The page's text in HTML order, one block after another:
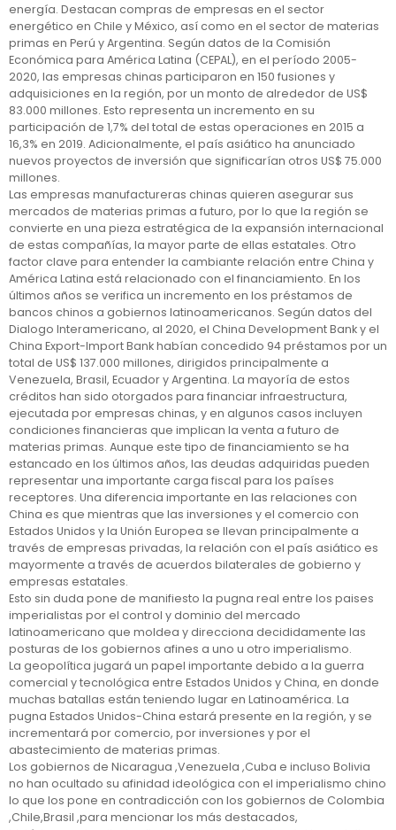
energía. Destacan compras de empresas en el sector
energético en Chile y México, así como en el sector de materias
primas en Perú y Argentina. Según datos de la Comisión
Económica para América Latina (CEPAL), en el período 2005-
2020, las empresas chinas participaron en 150 fusiones y
adquisiciones en la región, por un monto de alrededor de US$
83.000 millones. Esto representa un incremento en su
participación de 1,7% del total de estas operaciones en 2015 a
16,3% en 2019. Adicionalmente, el país asiático ha anunciado
nuevos proyectos de inversión que significarían otros US$ 75.000
millones.
Las empresas manufactureras chinas quieren asegurar sus
mercados de materias primas a futuro, por lo que la región se
convierte en una pieza estratégica de la expansión internacional
de estas compañías, la mayor parte de ellas estatales. Otro
factor clave para entender la cambiante relación entre China y
América Latina está relacionado con el financiamiento. En los
últimos años se verifica un incremento en los préstamos de
bancos chinos a gobiernos latinoamericanos. Según datos del
Dialogo Interamericano, al 2020, el China Development Bank y el
China Export-Import Bank habían concedido 94 préstamos por un
total de US$ 137.000 millones, dirigidos principalmente a
Venezuela, Brasil, Ecuador y Argentina. La mayoría de estos
créditos han sido otorgados para financiar infraestructura,
ejecutada por empresas chinas, y en algunos casos incluyen
condiciones financieras que implican la venta a futuro de
materias primas. Aunque este tipo de financiamiento se ha
estancado en los últimos años, las deudas adquiridas pueden
representar una importante carga fiscal para los países
receptores. Una diferencia importante en las relaciones con
China es que mientras que las inversiones y el comercio con
Estados Unidos y la Unión Europea se llevan principalmente a
través de empresas privadas, la relación con el país asiático es
mayormente a través de acuerdos bilaterales de gobierno y
empresas estatales.
Esto sin duda pone de manifiesto la pugna real entre los paises
imperialistas por el control y dominio del mercado
latinoamericano que moldea y direcciona decididamente las
posturas de los gobiernos afines a uno u otro imperialismo.
La geopolítica jugará un papel importante debido a la guerra
comercial y tecnológica entre Estados Unidos y China, en donde
muchas batallas están teniendo lugar en Latinoamérica. La
pugna Estados Unidos-China estará presente en la región, y se
incrementará por comercio, por inversiones y por el
abastecimiento de materias primas.
Los gobiernos de Nicaragua ,Venezuela ,Cuba e incluso Bolivia
no han ocultado su afinidad ideológica con el imperialismo chino
lo que los pone en contradicción con los gobiernos de Colombia
,Chile,Brasil ,para mencionar los más destacados,